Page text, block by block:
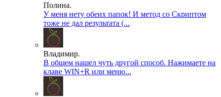
Полина.
У меня нету обеих папок! И метод со Скриптом
тоже не дал результата (...
Владимир.
В общем нашел чуть другой способ. Нажимаете на
клаве WIN+R или меню...